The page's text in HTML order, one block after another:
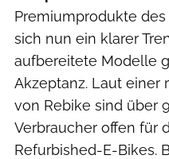
Premiumprodukte
sich nun ein klarer
aufbereitete Modelle
Akzeptanz. Laut einer
von Rebike sind über
Verbraucher offen für
Refurbished-E-Bikes.